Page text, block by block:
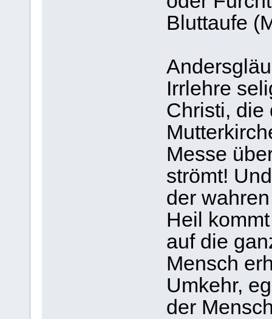
Bluttaufe
Irrlehre
Christi, die
Messe
strömt!
der
Heil
auf die
Mensch
Umkehr,
der